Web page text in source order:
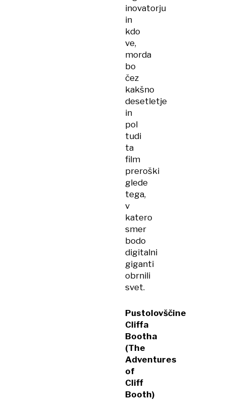
inovatorju
in
kdo
ve,
morda
bo
čez
kakšno
desetletje
in
pol
tudi
ta
film
preroški
glede
tega,
v
katero
smer
bodo
digitalni
giganti
obrnili
svet.
Pustolovščine
Cliffa
Bootha
(The
Adventures
of
Cliff
Booth)